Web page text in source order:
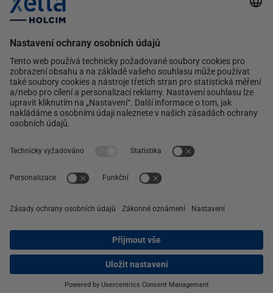
Multipor
Silka
Kontakt
Ochrana osobních údajů
Copyright © Xella Group